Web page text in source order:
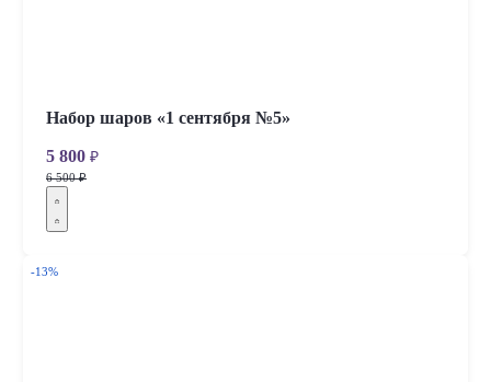
Набор шаров «1 сентября №5»
5 800 ₽
6 500 ₽
-13%